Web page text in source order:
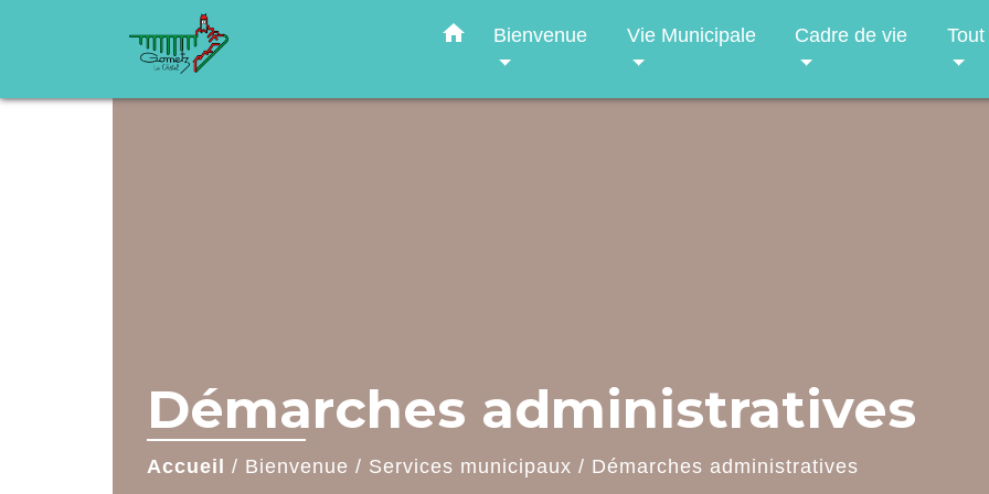
home Bienvenue Vie Municipale Cadre de vie
Démarches administratives
Accueil / Bienvenue / Services municipaux / Démarches administratives